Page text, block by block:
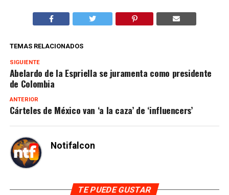
TEMAS RELACIONADOS
SIGUIENTE
Abelardo de la Espriella se juramenta como presidente
de Colombia
ANTERIOR
Cárteles de México van ‘a la caza’ de ‘influencers’
Notifalcon
TE PUEDE GUSTAR